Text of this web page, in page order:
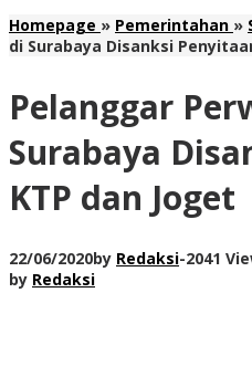
Homepage » Pemerintahan »
di Surabaya Disanksi
Pelanggar
Surabaya
KTP dan Joget
22/06/2020by Redaksi-2041
by Redaksi